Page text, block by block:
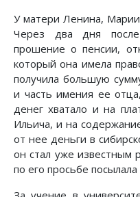
У матери Ленина,
Через два дня
прошение о пенсии,
который она имела
получила большую
и часть имения ее
денег хватало и на
Ильича, и на
от нее деньги в
он стал уже известным
по его просьбе